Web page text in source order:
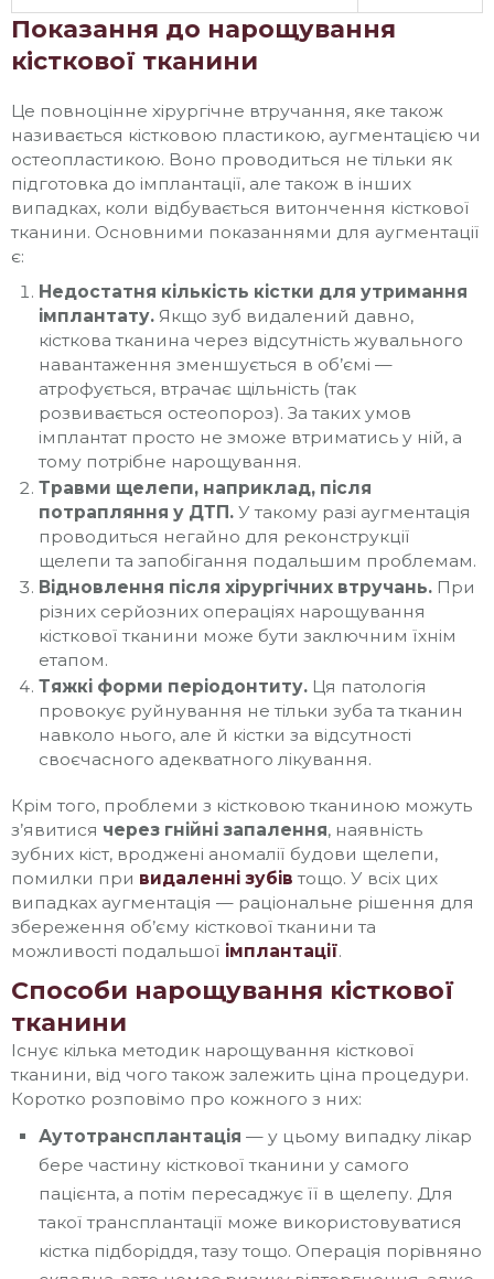
Показання до нарощування
кісткової тканини
Це повноцінне хірургічне втручання, яке також
називається кістковою пластикою, аугментацією чи
остеопластикою. Воно проводиться не тільки як
підготовка до імплантації, але також в інших
випадках, коли відбувається витончення кісткової
тканини. Основними показаннями для аугментації
є:
Недостатня кількість кістки для утримання
імплантату. Якщо зуб видалений давно,
кісткова тканина через відсутність жувального
навантаження зменшується в об’ємі —
атрофується, втрачає щільність (так
розвивається остеопороз). За таких умов
імплантат просто не зможе втриматись у ній, а
тому потрібне нарощування.
Травми щелепи, наприклад, після
потрапляння у ДТП. У такому разі аугментація
проводиться негайно для реконструкції
щелепи та запобігання подальшим проблемам.
Відновлення після хірургічних втручань. При
різних серйозних операціях нарощування
кісткової тканини може бути заключним їхнім
етапом.
Тяжкі форми періодонтиту. Ця патологія
провокує руйнування не тільки зуба та тканин
навколо нього, але й кістки за відсутності
своєчасного адекватного лікування.
Крім того, проблеми з кістковою тканиною можуть
з’явитися через гнійні запалення, наявність
зубних кіст, вроджені аномалії будови щелепи,
помилки при видаленні зубів тощо. У всіх цих
випадках аугментація — раціональне рішення для
збереження об’єму кісткової тканини та
можливості подальшої імплантації.
Способи нарощування кісткової
тканини
Існує кілька методик нарощування кісткової
тканини, від чого також залежить ціна процедури.
Коротко розповімо про кожного з них:
Аутотрансплантація — у цьому випадку лікар
бере частину кісткової тканини у самого
пацієнта, а потім пересаджує її в щелепу. Для
такої трансплантації може використовуватися
кістка підборіддя, тазу тощо. Операція порівняно